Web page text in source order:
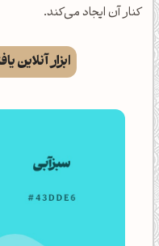
کنار آن ایجاد می‌کند.
ابزار آنلاین